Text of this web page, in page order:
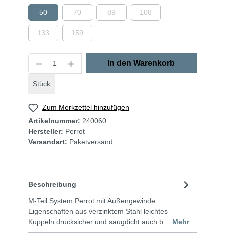
50 70 89 108
133 159
Stück
In den Warenkorb
Zum Merkzettel hinzufügen
Artikelnummer: 240060
Hersteller: Perrot
Versandart: Paketversand
Beschreibung
M-Teil System Perrot mit Außengewinde.
Eigenschaften aus verzinktem Stahl leichtes
Kuppeln drucksicher und saugdicht auch b… Mehr